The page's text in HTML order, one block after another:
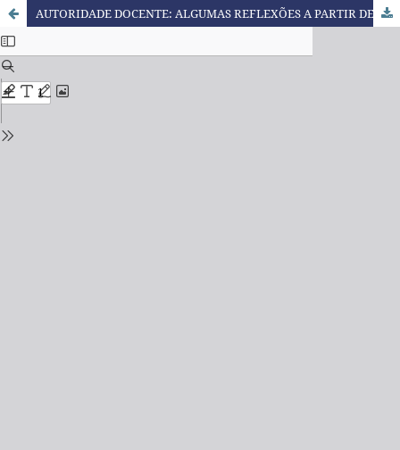
AUTORIDADE DOCENTE: ALGUMAS REFLEXÕES A PARTIR DE HANNAH ARENDT